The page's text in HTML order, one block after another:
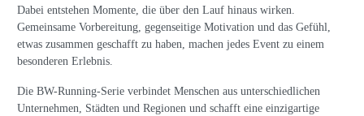
Dabei entstehen Momente, die über den Lauf hinaus wirken.
Gemeinsame Vorbereitung, gegenseitige Motivation und das Gefühl,
etwas zusammen geschafft zu haben, machen jedes Event zu einem
besonderen Erlebnis.
Die BW-Running-Serie verbindet Menschen aus unterschiedlichen
Unternehmen, Städten und Regionen und schafft eine einzigartige